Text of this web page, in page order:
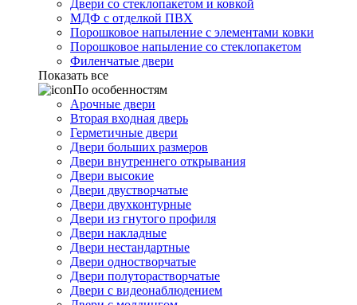
Двери со стеклопакетом и ковкой
МДФ с отделкой ПВХ
Порошковое напыление с элементами ковки
Порошковое напыление со стеклопакетом
Филенчатые двери
Показать все
По особенностям
Арочные двери
Вторая входная дверь
Герметичные двери
Двери больших размеров
Двери внутреннего открывания
Двери высокие
Двери двустворчатые
Двери двухконтурные
Двери из гнутого профиля
Двери накладные
Двери нестандартные
Двери одностворчатые
Двери полуторастворчатые
Двери с видеонаблюдением